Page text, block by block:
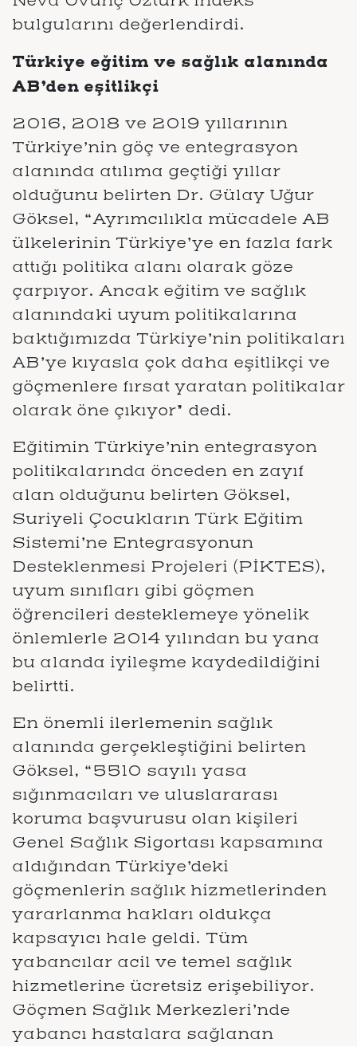
bulgularını değerlendirdi.
Türkiye eğitim ve sağlık alanında
AB’den eşitlikçi
2016, 2018 ve 2019 yıllarının
Türkiye’nin göç ve entegrasyon
alanında atılıma geçtiği yıllar
olduğunu belirten Dr. Gülay Uğur
Göksel, “Ayrımcılıkla mücadele AB
ülkelerinin Türkiye’ye en fazla fark
attığı politika alanı olarak göze
çarpıyor. Ancak eğitim ve sağlık
alanındaki uyum politikalarına
baktığımızda Türkiye’nin politikaları
AB’ye kıyasla çok daha eşitlikçi ve
göçmenlere fırsat yaratan politikalar
olarak öne çıkıyor” dedi.
Eğitimin Türkiye’nin entegrasyon
politikalarında önceden en zayıf
alan olduğunu belirten Göksel,
Suriyeli Çocukların Türk Eğitim
Sistemi’ne Entegrasyonun
Desteklenmesi Projeleri (PİKTES),
uyum sınıfları gibi göçmen
öğrencileri desteklemeye yönelik
önlemlerle 2014 yılından bu yana
bu alanda iyileşme kaydedildiğini
belirtti.
En önemli ilerlemenin sağlık
alanında gerçekleştiğini belirten
Göksel, “5510 sayılı yasa
sığınmacıları ve uluslararası
koruma başvurusu olan kişileri
Genel Sağlık Sigortası kapsamına
aldığından Türkiye’deki
göçmenlerin sağlık hizmetlerinden
yararlanma hakları oldukça
kapsayıcı hale geldi. Tüm
yabancılar acil ve temel sağlık
hizmetlerine ücretsiz erişebiliyor.
Göçmen Sağlık Merkezleri’nde
yabancı hastalara sağlanan